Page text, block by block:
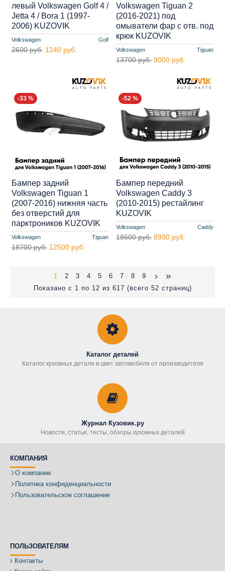
Volkswagen Golf
левый Volkswagen Golf 4 /
Jetta 4 / Bora 1 (1997-
2006) KUZOVIK
2600 руб. 1240 руб. Volkswagen Tiguan
Volkswagen Tiguan 2
(2016-2021) под
омыватели фар с отв. под
крюк KUZOVIK
13700 руб. 9000 руб.
-33 %
Volkswagen Tiguan
Бампер задний
Volkswagen Tiguan 1
(2007-2016) нижняя часть
без отверстий для
парктроников KUZOVIK
18700 руб. 12500 руб.
-52 %
Volkswagen Caddy
Бампер передний
Volkswagen Caddy 3
(2010-2015) рестайлинг
KUZOVIK
18600 руб. 8990 руб.
1 2 3 4 5 6 7 8
9
Показано с 1 по 12 из 617 (всего 52 страниц)
Каталог деталей
Каталог кузовных детали в цвет автомобиля от производителя
Журнал Кузовик.ру
Новости, статьи, тесты, обзоры кузовных деталей
КОМПАНИЯ
О компании
Политика конфиденциальности
Пользовательское соглашение
ПОЛЬЗОВАТЕЛЯМ
Контакты